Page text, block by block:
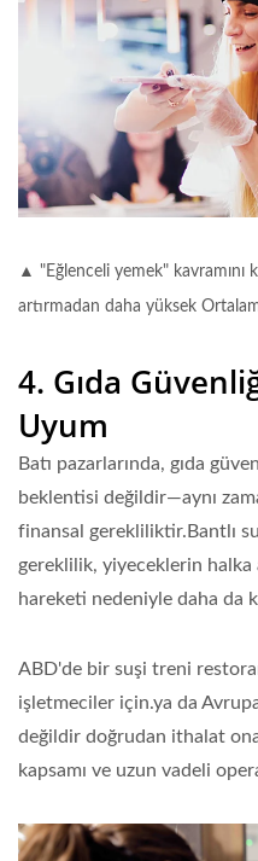
▲ "Eğlenceli yemek" kavramını
artırmadan daha yüksek
4. Gıda
Uyum
Batı pazarlarında, gıda
beklentisi değildir—aynı
finansal gerekliliktir.Bantlı
gereklilik, yiyeceklerin halka
hareketi nedeniyle daha da
ABD'de bir suşi treni
işletmeciler için.ya da
değildir doğrudan ithalat
kapsamı ve uzun vadeli